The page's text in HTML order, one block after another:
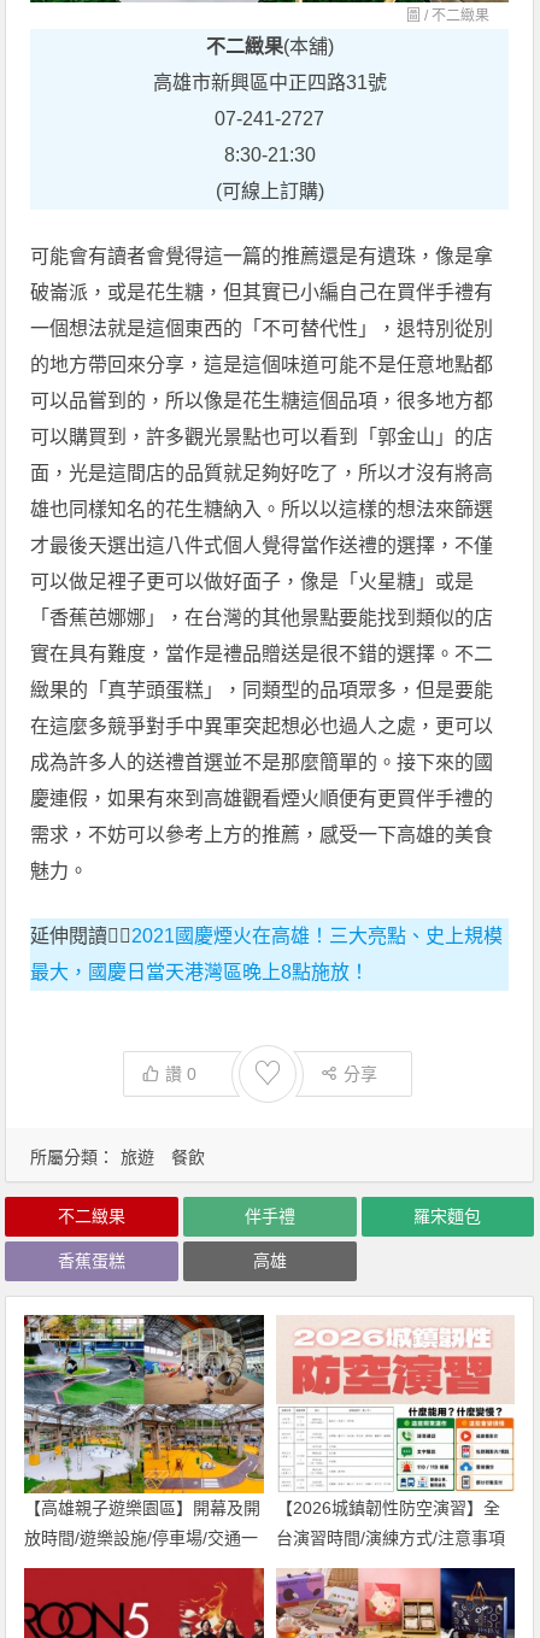
圖 / 不二緻果
不二緻果(本舖)
高雄市新興區中正四路31號
07-241-2727
8:30-21:30
(可線上訂購)
可能會有讀者會覺得這一篇的推薦還是有遺珠，像是拿
破崙派，或是花生糖，但其實已小編自己在買伴手禮有
一個想法就是這個東西的「不可替代性」，退特別從別
的地方帶回來分享，這是這個味道可能不是任意地點都
可以品嘗到的，所以像是花生糖這個品項，很多地方都
可以購買到，許多觀光景點也可以看到「郭金山」的店
面，光是這間店的品質就足夠好吃了，所以才沒有將高
雄也同樣知名的花生糖納入。所以以這樣的想法來篩選
才最後天選出這八件式個人覺得當作送禮的選擇，不僅
可以做足裡子更可以做好面子，像是「火星糖」或是
「香蕉芭娜娜」，在台灣的其他景點要能找到類似的店
實在具有難度，當作是禮品贈送是很不錯的選擇。不二
緻果的「真芋頭蛋糕」，同類型的品項眾多，但是要能
在這麼多競爭對手中異軍突起想必也過人之處，更可以
成為許多人的送禮首選並不是那麼簡單的。接下來的國
慶連假，如果有來到高雄觀看煙火順便有更買伴手禮的
需求，不妨可以參考上方的推薦，感受一下高雄的美食
魅力。
延伸閱讀👉🏻2021國慶煙火在高雄！三大亮點、史上規模
最大，國慶日當天港灣區晚上8點施放！
讚0 ♡ 分享
所屬分類： 旅遊 餐飲
不二緻果 伴手禮 羅宋麵包
香蕉蛋糕 高雄
【高雄親子遊樂園區】開幕及開
放時間/遊樂設施/停車場/交通一
次看！
【2026城鎮韌性防空演習】全
台演習時間/演練方式/注意事項
一次看！